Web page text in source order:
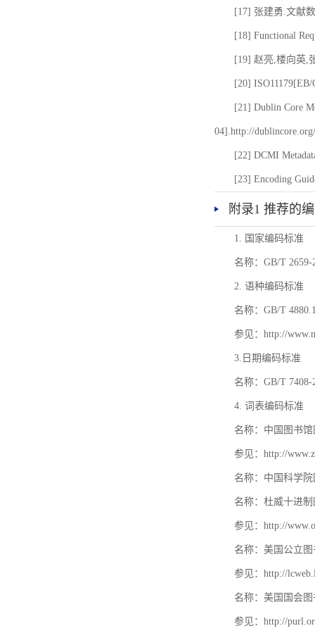
[17] 张建勇.文献
[18] Functional
[19] 赵亮,楼向英,
[20] ISO11179[EB/
[21] Dublin Core
04].http://
[22] DCMI
[23] Encoding
附录1 推荐的
1. 国家编码标准
名称：GB/T
2. 语种编码标准
名称：GB/T
参见：http://
3.日期编码标准
名称：GB/T
4. 词表编码标准
名称：中国图书
参见：http://
名称：中国科学
名称：杜威十进
参见：http://
名称：美国公立
参见：http://
名称：美国国会
参见：http://